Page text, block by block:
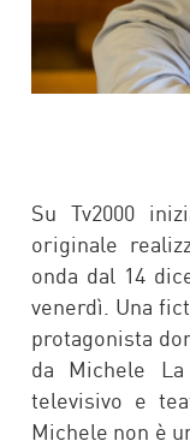
Su Tv2000
originale
onda dal 14
venerdì. Una
protagonista
da Michele
televisivo e
Michele non è